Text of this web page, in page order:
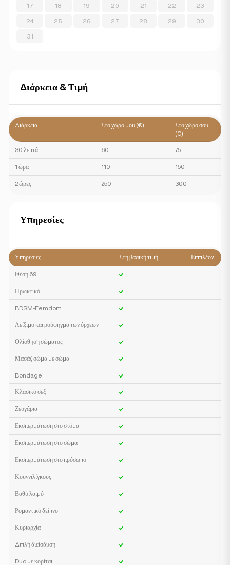
17 18 19 20 21 22 23
24 25 26 27 28 29 30
31
Διάρκεια & Τιμή
Διάρκεια Στο χώρο μου (€)
Στο χώρο σου
(€)
30 λεπτά 60 75
1 ώρα 110 150
2 ώρες 250 300
Υπηρεσίες
Υπηρεσίες Στη βασική τιμή Επιπλέον
Θέση 69
Πρωκτικό
BDSM-Femdom
Λείξιμο και ρούφηγμα των όρχεων
Ολίσθηση σώματος
Μασάζ σώμα με σώμα
Bondage
Κλασικό σεξ
Ζευγάρια
Εκσπερμάτωση στο στόμα
Εκσπερμάτωση στο σώμα
Εκσπερμάτωση στο πρόσωπο
Κουννιλίγκους
Βαθύ λαιμό
Ρομαντικό δείπνο
Κυριαρχία
Διπλή διείσδυση
Duo με κορίτσι